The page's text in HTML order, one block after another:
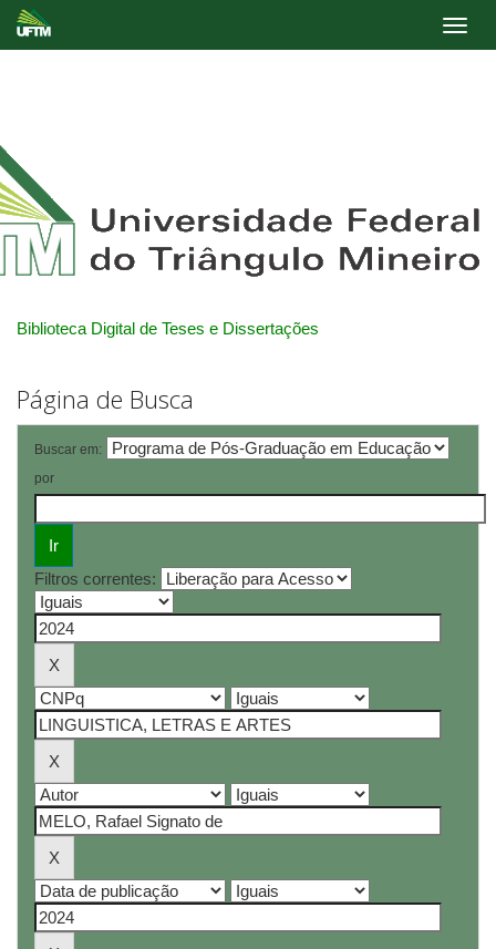
Biblioteca Digital de Teses e Dissertações
Página de Busca
Buscar em:
por
Filtros correntes: